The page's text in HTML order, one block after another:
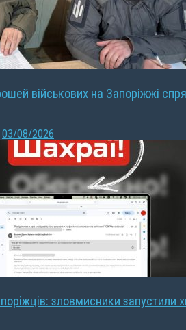
військових на Запоріжжі
03/08/2026
зловмисники запустили